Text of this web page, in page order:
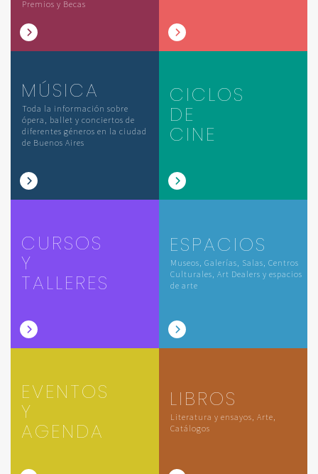
Premios y Becas
MÚSICA
Toda la información sobre
ópera, ballet y conciertos de
diferentes géneros en la ciudad
de Buenos Aires
CICLOS
DE
CINE
CURSOS
Y
TALLERES
ESPACIOS
Museos, Galerías, Salas, Centros
Culturales, Art Dealers y espacios
de arte
EVENTOS
Y
AGENDA
LIBROS
Literatura y ensayos, Arte,
Catálogos